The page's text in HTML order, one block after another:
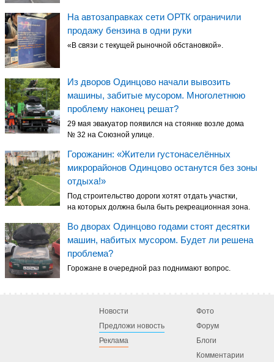
На автозаправках сети ОРТК ограничили
продажу бензина в одни руки
«В связи с текущей рыночной обстановкой».
Из дворов Одинцово начали вывозить
машины, забитые мусором. Многолетнюю
проблему наконец решат?
29 мая эвакуатор появился на стоянке возле дома
№ 32 на Союзной улице.
Горожанин: «Жители густонаселённых
микрорайонов Одинцово останутся без зоны
отдыха!»
Под строительство дороги хотят отдать участки,
на которых должна была быть рекреационная зона.
Во дворах Одинцово годами стоят десятки
машин, набитых мусором. Будет ли решена
проблема?
Горожане в очередной раз поднимают вопрос.
Новости
Предложи новость
Реклама
Фото
Форум
Блоги
Комментарии